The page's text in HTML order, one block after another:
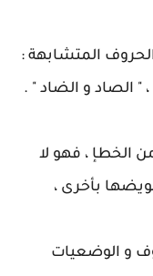
الحروف المتشابهة :
" الصاد و الضاد " .
الخطإ ، فهو لا
بأخرى ،
و الوضعيات